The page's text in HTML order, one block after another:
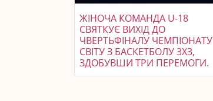
ЖІНОЧА КОМАНДА U-18
СВЯТКУЄ ВИХІД ДО
ЧВЕРТЬФІНАЛУ ЧЕМПІОНАТУ
СВІТУ З БАСКЕТБОЛУ 3X3,
ЗДОБУВШИ ТРИ ПЕРЕМОГИ.